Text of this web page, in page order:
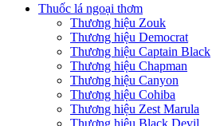
Thuốc lá ngoại thơm
Thương hiệu Zouk
Thương hiệu Democrat
Thương hiệu Captain Black
Thương hiệu Chapman
Thương hiệu Canyon
Thương hiệu Cohiba
Thương hiệu Zest Marula
Thương hiệu Black Devil